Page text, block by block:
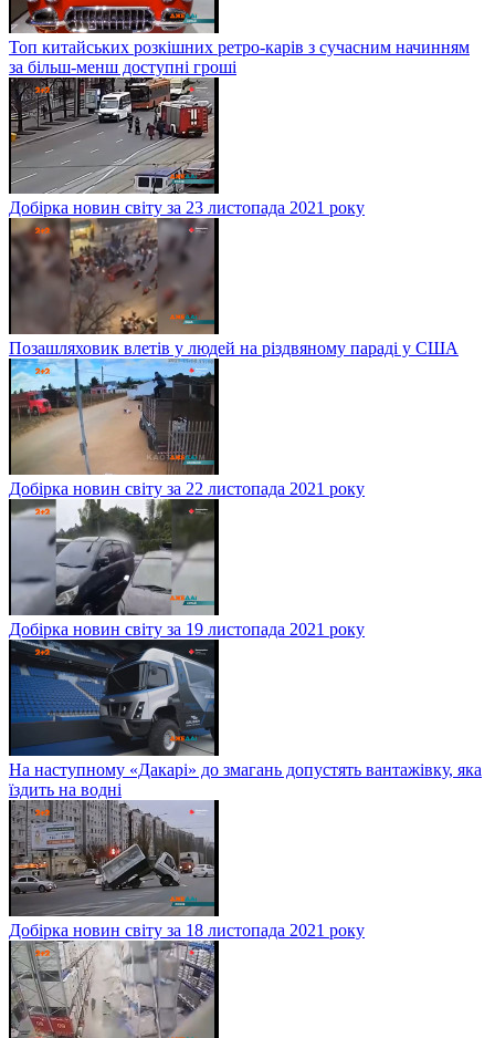
Топ китайських розкішних ретро-карів з сучасним начинням
за більш-менш доступні гроші
Добірка новин світу за 23 листопада 2021 року
Позашляховик влетів у людей на різдвяному параді у США
Добірка новин світу за 22 листопада 2021 року
Добірка новин світу за 19 листопада 2021 року
На наступному «Дакарі» до змагань допустять вантажівку, яка
їздить на водні
Добірка новин світу за 18 листопада 2021 року